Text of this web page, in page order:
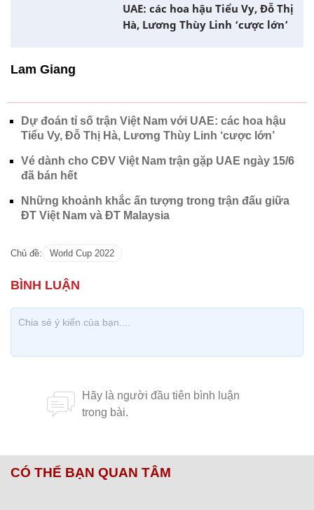
UAE: các hoa hậu Tiểu Vy, Đỗ Thị
Hà, Lương Thùy Linh ‘cược lớn’
Lam Giang
Dự đoán tỉ số trận Việt Nam với UAE: các hoa hậu
Tiểu Vy, Đỗ Thị Hà, Lương Thùy Linh ‘cược lớn’
Vé dành cho CĐV Việt Nam trận gặp UAE ngày 15/6
đã bán hết
Những khoảnh khắc ấn tượng trong trận đấu giữa
ĐT Việt Nam và ĐT Malaysia
Chủ đề: World Cup 2022
CÓ THỂ BẠN QUAN TÂM